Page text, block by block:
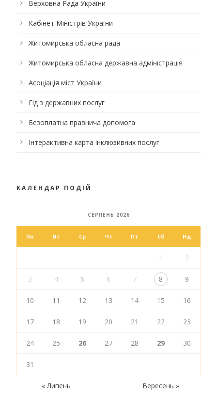
Верховна Рада України
Кабінет Міністрів України
Житомирська обласна рада
Житомирська обласна державна адміністрація
Асоціація міст України
Гід з державних послуг
Безоплатна правнича допомога
Інтерактивна карта інклюзивних послуг
КАЛЕНДАР ПОДІЙ
СЕРПЕНЬ 2026
Пн Вт Ср Чт Пт Сб Нд
1 2
3 4 5 6 7 8 9
10 11 12 13 14 15 16
17 18 19 20 21 22 23
24 25 26 27 28 29 30
31
« Липень Вересень »